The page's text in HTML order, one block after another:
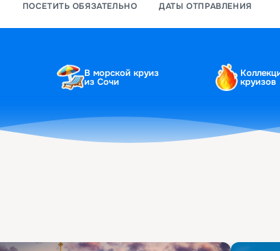
ПОСЕТИТЬ ОБЯЗАТЕЛЬНО ДАТЫ ОТПРАВЛЕНИЯ
В морской круиз
из Сочи круизов